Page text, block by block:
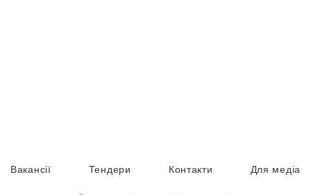
Вакансії Тендери Контакти Для медіа